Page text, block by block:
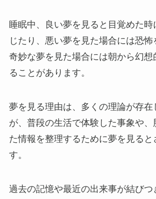
睡眠中、良い夢を見ると目覚めた
じたり、悪い夢を見た場合には恐怖
奇妙な夢を見た場合には朝から幻想
ることがあります。
夢を見る理由は、多くの理論が存在
が、普段の生活で体験した事象や、
た情報を整理するために夢を見ると
す。
過去の記憶や最近の出来事が結びつ